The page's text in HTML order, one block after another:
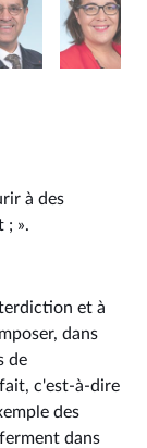
à des
; ».
et à
dans
de
c'est-à-dire
des
dans